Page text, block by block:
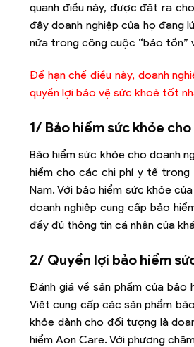
quanh điều này, được đặt ra
đây doanh nghiệp của họ đang
nữa trong công cuộc “bảo tồn”
Để hạn chế điều này, doanh
quyền lợi bảo vệ sức khoẻ tốt
1/ Bảo hiểm sức khỏe
Bảo hiểm sức khỏe cho doanh
hiểm cho các chi phí y tế
Nam. Với bảo hiểm sức khỏe
doanh nghiệp cung cấp bảo
đầy đủ thông tin cá nhân của
2/ Quyền lợi bảo hiểm
Đánh giá về sản phẩm của bảo
Việt cung cấp các sản phẩm
khỏe dành cho đối tượng là
hiểm Aon Care. Với phương